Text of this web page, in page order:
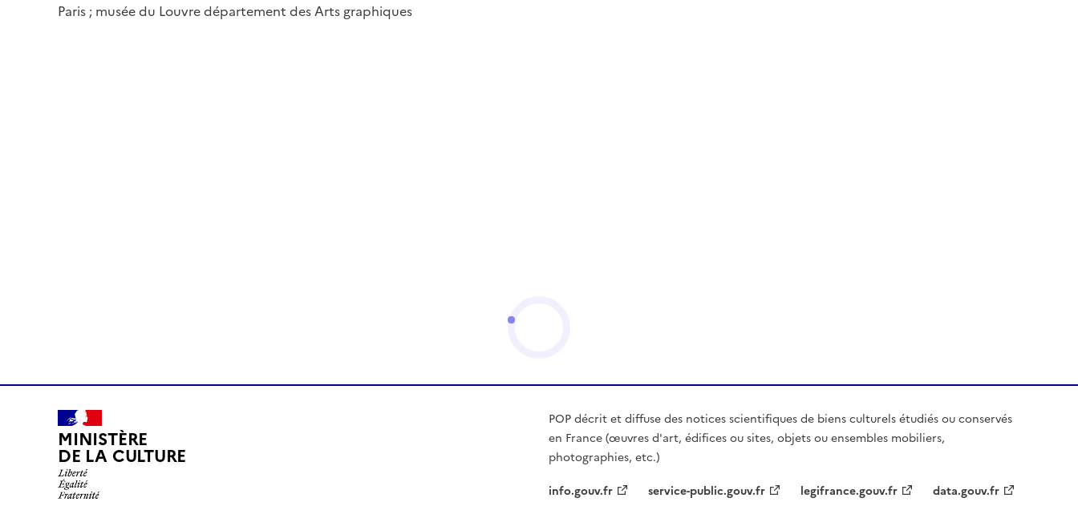
Paris ; musée du Louvre département des Arts graphiques
MINISTÈRE
DE LA CULTURE
POP décrit et diffuse des notices scientifiques de biens culturels étudiés ou conservés
en France (œuvres d'art, édifices ou sites, objets ou ensembles mobiliers,
photographies, etc.)
info.gouv.fr
service-public.gouv.fr legifrance.gouv.fr data.gouv.fr